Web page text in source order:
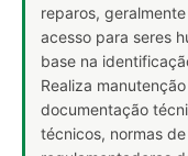
reparos,
acesso para seres
base na
Realiza
documentação
técnicos, normas